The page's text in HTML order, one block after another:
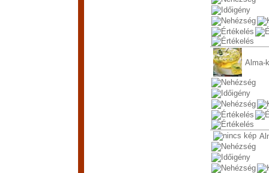
Alma-